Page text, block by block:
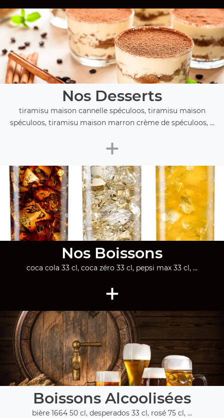
Nos Desserts
tiramisu maison cannelle spéculoos, tiramisu maison
spéculoos, tiramisu maison marron crème de spéculoos, ...
+
Nos Boissons
coca cola 33 cl, coca zéro 33 cl, pepsi max 33 cl, ...
+
Boissons Alcoolisées
bière 1664 50 cl, desperados 33 cl, rosé 75 cl, ...